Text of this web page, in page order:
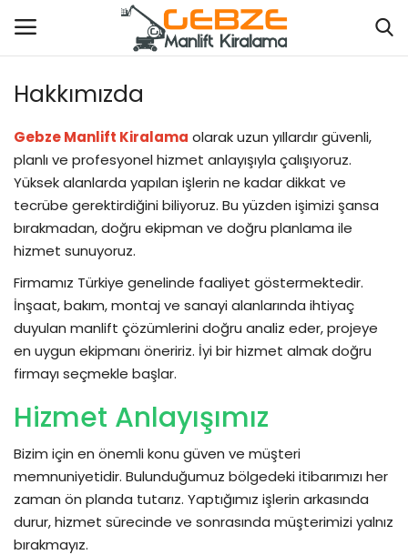
Manlift Kiralama
Platform Kiralama
Forklift Hizmetleri
Vinç Hizmetleri
Kalite ve Sertifikalar
Vinç
Ek Hizmetler
Sık Sorulan Sorular
Bölgeler
Hakkımızda
Gebze Manlift Kiralama olarak uzun yıllardır güvenli,
planlı ve profesyonel hizmet anlayışıyla çalışıyoruz.
Yüksek alanlarda yapılan işlerin ne kadar dikkat ve
tecrübe gerektirdiğini biliyoruz. Bu yüzden işimizi şansa
bırakmadan, doğru ekipman ve doğru planlama ile
hizmet sunuyoruz.
Firmamız Türkiye genelinde faaliyet göstermektedir.
İnşaat, bakım, montaj ve sanayi alanlarında ihtiyaç
duyulan manlift çözümlerini doğru analiz eder, projeye
en uygun ekipmanı öneririz. İyi bir hizmet almak doğru
firmayı seçmekle başlar.
Hizmet Anlayışımız
Bizim için en önemli konu güven ve müşteri
memnuniyetidir. Bulunduğumuz bölgedeki itibarımızı her
zaman ön planda tutarız. Yaptığımız işlerin arkasında
durur, hizmet sürecinde ve sonrasında müşterimizi yalnız
bırakmayız.